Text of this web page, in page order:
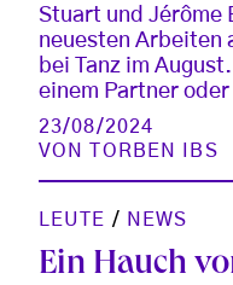
Stuart und Jérôme
neuesten Arbeiten
bei Tanz im
einem Partner
23/08/2024
VON
TORBEN IBS
LEUTE / NEWS
Ein Hauch